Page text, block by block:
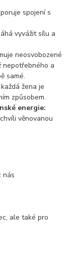
spojení s
vyvážit sílu a
neosvobozené
nepotřebného a
samé.
žena je
způsobem.
energie:
věnovanou
nás
ale také pro